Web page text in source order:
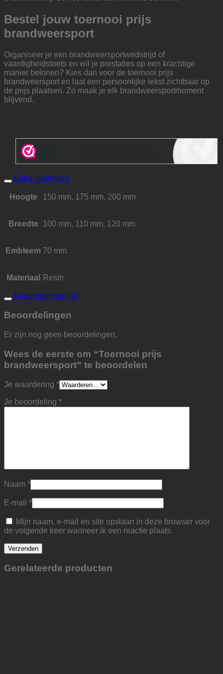
Bestel jouw toernooi prijs
brandweersport
Organiseer je een brandweersportwedstrijd of
vaardigheidstoets en wil je prestaties op een krachtige
manier belonen? Kies dan voor de toernooi prijs
brandweersport en laat een persoonlijke tekst zichtbaar op
de prijs plaatsen. Zo maak je elk brandweersportmoment
blijvend.
Extra informatie
Hoogte 150 mm, 175 mm, 200 mm
Breedte 100 mm, 110 mm, 120 mm
Embleem 70 mm
Materiaal Resin
Beoordelingen (0)
Beoordelingen
Er zijn nog geen beoordelingen.
Wees de eerste om “Toernooi prijs
brandweersport” te beoordelen
Je waardering *
Je beoordeling *
Naam *
E-mail *
Mijn naam, e-mail en site opslaan in deze browser voor
de volgende keer wanneer ik een reactie plaats.
Gerelateerde producten